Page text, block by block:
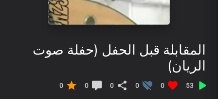
المقابلة قبل الحفل (حفلة صوت
الريان)
53
0
0
0
0
0